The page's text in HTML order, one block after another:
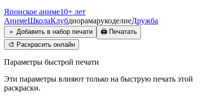
Японское аниме10+ лет
АнимеШколаКлубдиорамарукоделиеДружба
＋ Добавить в набор печати 🖨️ Печатать
🎨 Раскрасить онлайн
Параметры быстрой печати
Эти параметры влияют только на быструю печать этой
раскраски.